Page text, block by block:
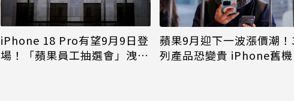
iPhone 18 Pro有望9月9日登
場！「蘋果員工抽選會」洩端
蘋果9月迎下一波漲價潮
列產品恐變貴 iPhone舊